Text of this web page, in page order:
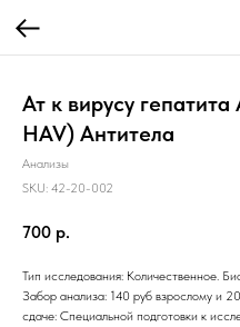
Ат к вирусу
HAV) Антитела
Анализы
SKU: 42-20-002
700 р.
Тип исследования: Количественное.
Забор анализа: 140 руб взрослому и
сдаче: Специальной подготовки к